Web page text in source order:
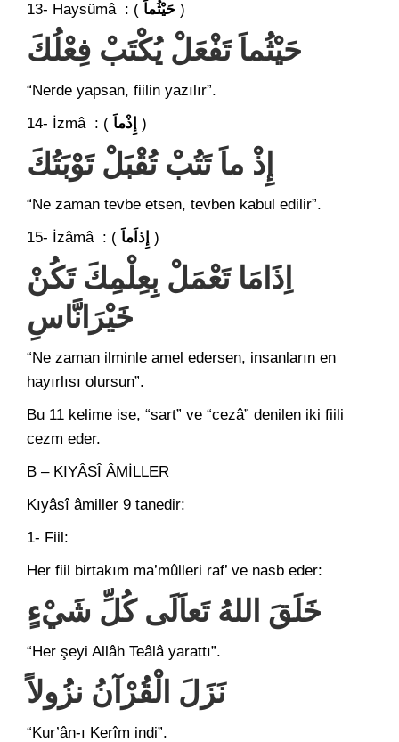
13- Haysümâ : ( حَيْثُماَ )
حَيْثُماَ تَفْعَلْ يُكْتَبْ فِعْلُكَ
“Nerde yapsan, fiilin yazılır”.
14- İzmâ : ( إِذْماَ )
إِذْ ماَ تَتُبْ تُقْبَلْ تَوْبَتُكَ
“Ne zaman tevbe etsen, tevben kabul edilir”.
15- İzâmâ : ( إِذاَماَ )
اِذَامَا تَعْمَلْ بِعِلْمِكَ تَكُنْ
خَيْرَانَّاسِ
“Ne zaman ilminle amel edersen, insanların en
hayırlısı olursun”.
Bu 11 kelime ise, “sart” ve “cezâ” denilen iki fiili
cezm eder.
B – KIYÂSÎ ÂMİLLER
Kıyâsî âmiller 9 tanedir:
1- Fiil:
Her fiil birtakım ma’mûlleri raf’ ve nasb eder:
خَلَقَ اللهُ تَعاَلَى كُلِّ شَيْءٍ
“Her şeyi Allâh Teâlâ yarattı”.
نَزَلَ الْقُرْآنُ نزُُولاً
“Kur’ân-ı Kerîm indi”.